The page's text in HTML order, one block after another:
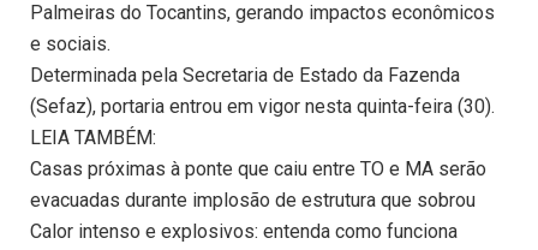
Palmeiras do Tocantins, gerando impactos econômicos
e sociais.
Determinada pela Secretaria de Estado da Fazenda
(Sefaz), portaria entrou em vigor nesta quinta-feira (30).
LEIA TAMBÉM:
Casas próximas à ponte que caiu entre TO e MA serão
evacuadas durante implosão de estrutura que sobrou
Calor intenso e explosivos: entenda como funciona